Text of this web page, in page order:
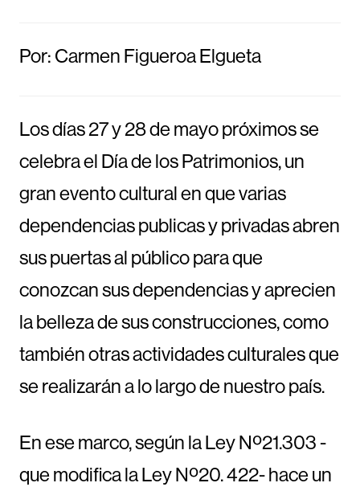
Por: Carmen Figueroa Elgueta
Los días 27 y 28 de mayo próximos se
celebra el Día de los Patrimonios, un
gran evento cultural en que varias
dependencias publicas y privadas abren
sus puertas al público para que
conozcan sus dependencias y aprecien
la belleza de sus construcciones, como
también otras actividades culturales que
se realizarán a lo largo de nuestro país.
En ese marco, según la Ley Nº21.303 -
que modifica la Ley Nº20. 422- hace un